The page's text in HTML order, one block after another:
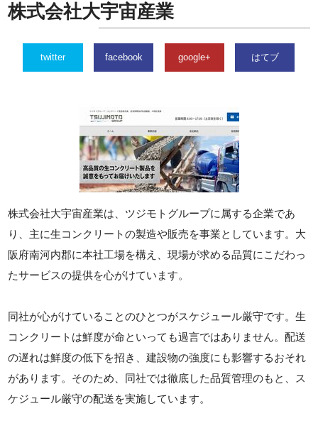
株式会社大宇宙産業
twitter facebook google+ はてブ
株式会社大宇宙産業は、ツジモトグループに属する企業であ
り、主に生コンクリートの製造や販売を事業としています。大
阪府南河内郡に本社工場を構え、現場が求める品質にこだわっ
たサービスの提供を心がけています。
同社が心がけていることのひとつがスケジュール厳守です。生
コンクリートは鮮度が命といっても過言ではありません。配送
の遅れは鮮度の低下を招き、建設物の強度にも影響するおそれ
があります。そのため、同社では徹底した品質管理のもと、ス
ケジュール厳守の配送を実施しています。